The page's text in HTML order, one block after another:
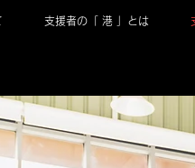
支援者の「 港 」とは